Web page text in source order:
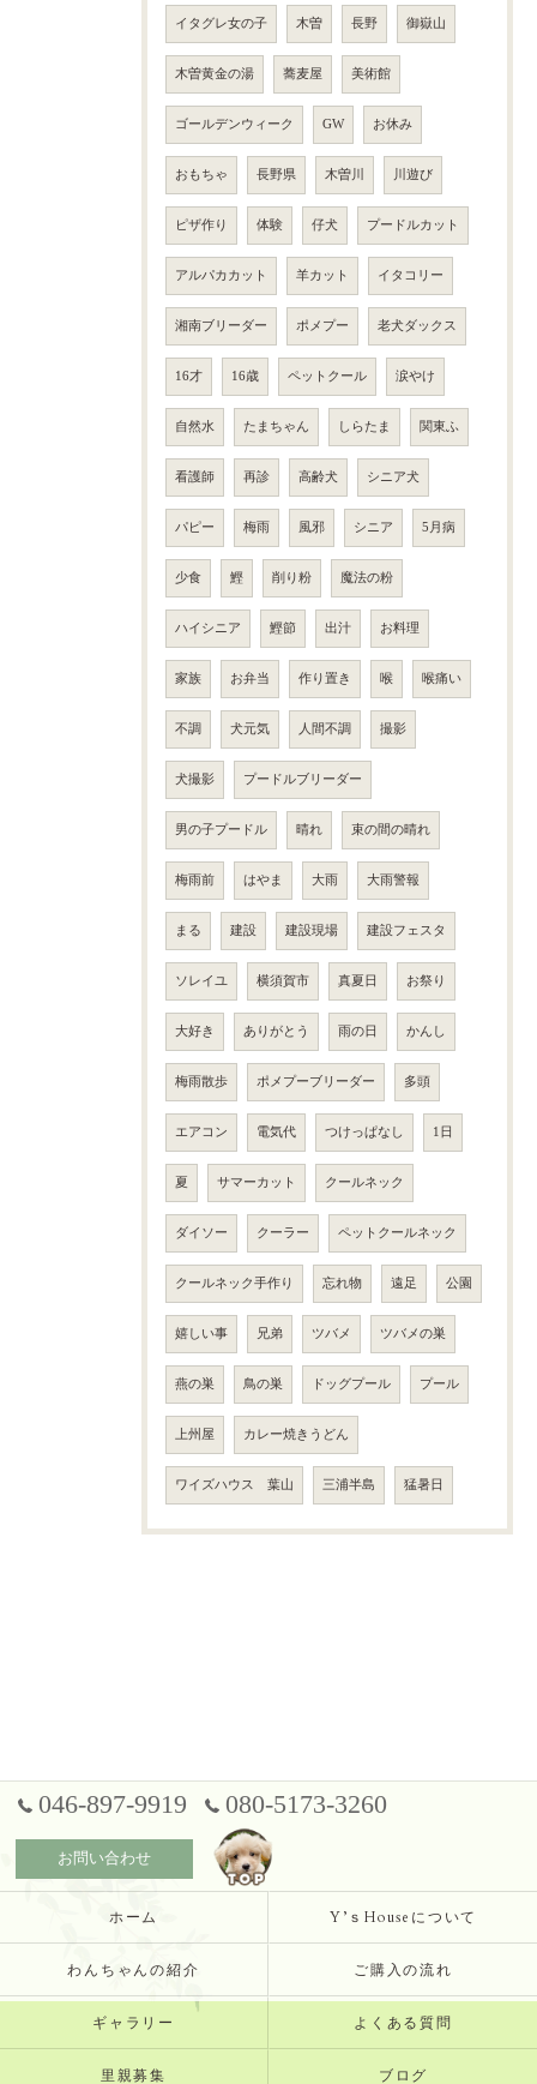
イタグレ女の子 木曽 長野 御嶽山
木曽黄金の湯 蕎麦屋 美術館
ゴールデンウィーク GW お休み
おもちゃ 長野県 木曽川 川遊び
ピザ作り 体験 仔犬 プードルカット
アルパカカット 羊カット イタコリー
湘南ブリーダー ポメプー 老犬ダックス
16才 16歳 ペットクール 涙やけ
自然水 たまちゃん しらたま 関東ふ
看護師 再診 高齢犬 シニア犬
パピー 梅雨 風邪 シニア 5月病
少食 鰹 削り粉 魔法の粉
ハイシニア 鰹節 出汁 お料理
家族 お弁当 作り置き 喉 喉痛い
不調 犬元気 人間不調 撮影
犬撮影 プードルブリーダー
男の子プードル 晴れ 束の間の晴れ
梅雨前 はやま 大雨 大雨警報
まる 建設 建設現場 建設フェスタ
ソレイユ 横須賀市 真夏日 お祭り
大好き ありがとう 雨の日 かんし
梅雨散歩 ポメプーブリーダー 多頭
エアコン 電気代 つけっぱなし 1日
夏 サマーカット クールネック
ダイソー クーラー ペットクールネック
クールネック手作り 忘れ物 遠足 公園
嬉しい事 兄弟 ツバメ ツバメの巣
燕の巣 鳥の巣 ドッグプール プール
上州屋 カレー焼きうどん
ワイズハウス 葉山 三浦半島 猛暑日
046-897-9919 080-5173-3260
お問い合わせ
ホーム Y’ｓHouseについて
わんちゃんの紹介 ご購入の流れ
ギャラリー よくある質問
里親募集 ブログ